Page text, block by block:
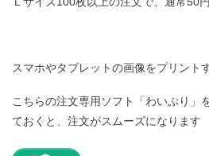
スマホやタブレットの画像をプリント
こちらの注文専用ソフト「わいぷり」
ておくと、注文がスムーズになります